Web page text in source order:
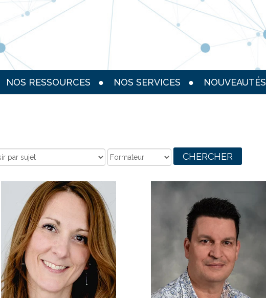
NOS RESSOURCES NOS SERVICES NOUVEAUTÉS